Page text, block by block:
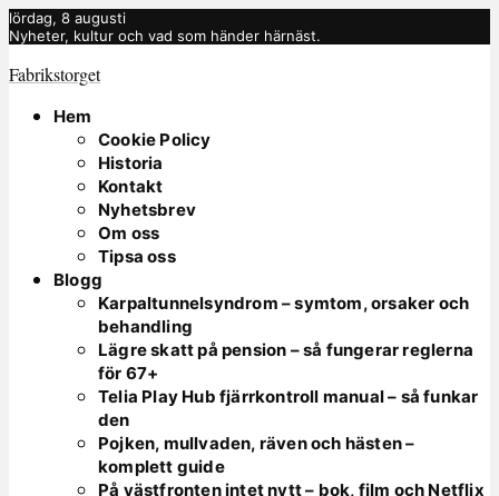
lördag, 8 augusti
Nyheter, kultur och vad som händer härnäst.
Fabrikstorget
Hem
Cookie Policy
Historia
Kontakt
Nyhetsbrev
Om oss
Tipsa oss
Blogg
Karpaltunnelsyndrom – symtom, orsaker och
behandling
Lägre skatt på pension – så fungerar reglerna
för 67+
Telia Play Hub fjärrkontroll manual – så funkar
den
Pojken, mullvaden, räven och hästen –
komplett guide
På västfronten intet nytt – bok, film och Netflix